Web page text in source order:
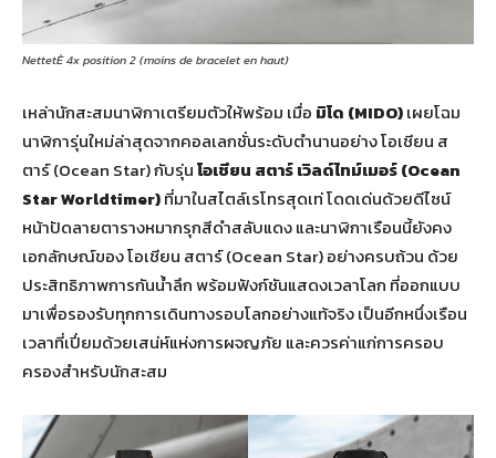
NettetÈ 4x position 2 (moins de bracelet en haut)
เหล่านักสะสมนาฬิกาเตรียมตัวให้พร้อม เมื่อ มิโด (MIDO)เผยโฉม
นาฬิการุ่นใหม่ล่าสุดจากคอลเลกชั่นระดับตำนานอย่าง โอเชียน ส
ตาร์ (Ocean Star) กับรุ่นโอเชียน สตาร์ เวิลด์ไทม์เมอร์ (Ocean
Star Worldtimer)ที่มาในสไตล์เรโทรสุดเท่ โดดเด่นด้วยดีไซน์
หน้าปัดลายตารางหมากรุกสีดำสลับแดง และนาฬิกาเรือนนี้ยังคง
เอกลักษณ์ของ โอเชียน สตาร์ (Ocean Star) อย่างครบถ้วน ด้วย
ประสิทธิภาพการกันน้ำลึก พร้อมฟังก์ชันแสดงเวลาโลก ที่ออกแบบ
มาเพื่อรองรับทุกการเดินทางรอบโลกอย่างแท้จริง เป็นอีกหนึ่งเรือน
เวลาที่เปี่ยมด้วยเสน่ห์แห่งการผจญภัย และควรค่าแก่การครอบ
ครองสำหรับนักสะสม